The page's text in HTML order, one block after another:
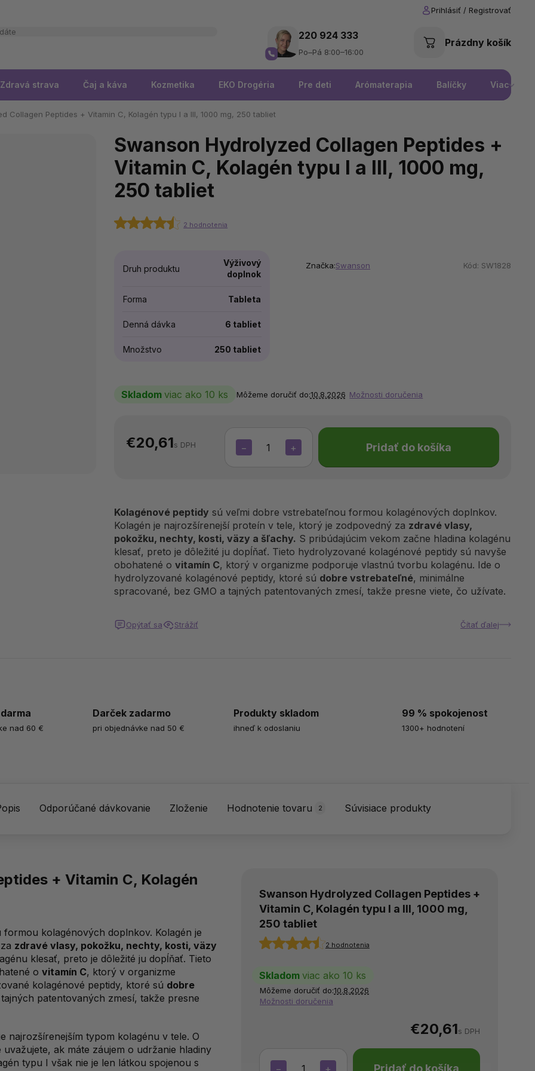
Prázdny košík
220 924 333
Po–Pá 8:00–16:00
Zdravá strava Čaj a káva Kozmetika EKO Drogéria Pre deti Arómaterapia Balíčky Viac
Collagen Peptides + Vitamin C, Kolagén typu I a III, 1000 mg, 250 tabliet
Swanson Hydrolyzed Collagen Peptides +
Vitamin C, Kolagén typu I a III, 1000 mg,
250 tabliet
€20,61s DPH +
− Pridať do košíka
Kolagénové peptidy sú veľmi dobre vstrebateľnou formou kolagénových doplnkov.
Kolagén je najrozšírenejší proteín v tele, ktorý je zodpovedný za zdravé vlasy,
pokožku, nechty, kosti, väzy a šľachy. S pribúdajúcim vekom začne hladina kolagénu
klesať, preto je dôležité ju dopĺňať. Tieto hydrolyzované kolagénové peptidy sú navyše
obohatené o vitamín C, ktorý v organizme podporuje vlastnú tvorbu kolagénu. Ide o
hydrolyzované kolagénové peptidy, ktoré sú dobre vstrebateľné, minimálne
spracované, bez GMO a tajných patentovaných zmesí, takže presne viete, čo užívate.
Čítať ďalej
Opýtať sa Strážiť
Značka:Swanson Kód: SW1828
2 hodnotenia
Druh produktu
Výživový
doplnok
Forma Tableta
Denná dávka 6 tabliet
Množstvo 250 tabliet
Skladom viac ako 10 ks Môžeme doručiť do:10.8.2026 Možnosti doručenia
nad 60 €
Darček zadarmo
pri objednávke nad 50 €
Produkty skladom
ihneď k odoslaniu
99 % spokojenost
1300+ hodnotení
Odporúčané dávkovanie Zloženie Hodnotenie tovaru 2 Súvisiace produkty
+ Vitamin C, Kolagén
kolagénových doplnkov. Kolagén je
zdravé vlasy, pokožku, nechty, kosti, väzy
klesať, preto je dôležité ju dopĺňať. Tieto
o vitamín C, ktorý v organizme
kolagénové peptidy, ktoré sú dobre
patentovaných zmesí, takže presne
najrozšírenejším typom kolagénu v tele. O
ak máte záujem o udržanie hladiny
typu I však nie je len látkou spojenou s
Swanson Hydrolyzed Collagen Peptides +
Vitamin C, Kolagén typu I a III, 1000 mg,
250 tabliet
2 hodnotenia
Skladom viac ako 10 ks
Môžeme doručiť do:10.8.2026
Možnosti doručenia
€20,61s DPH
+
−